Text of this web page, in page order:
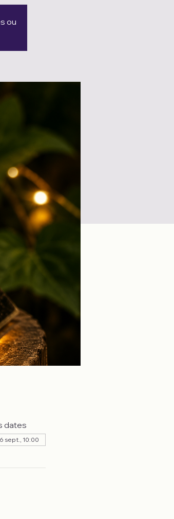
ou
dates
sept., 10:00